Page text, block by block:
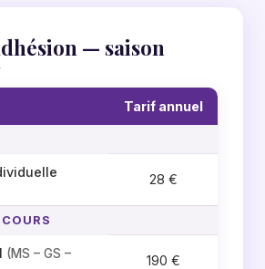
— saison
Tarif annuel
28 €
(MS – GS –
190 €